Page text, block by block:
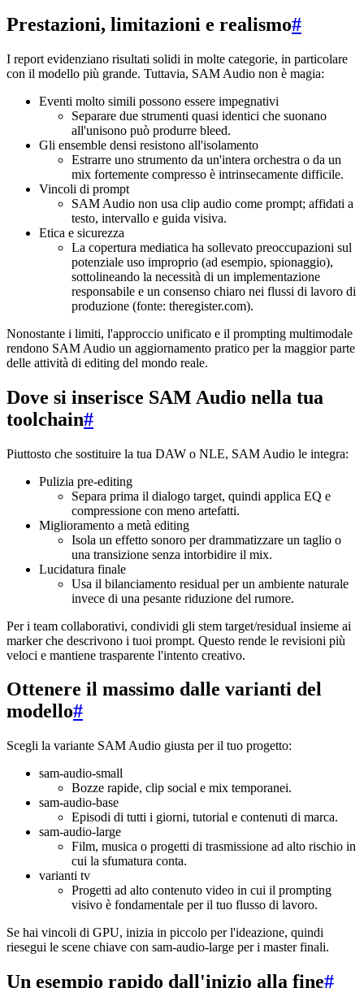
Prestazioni, limitazioni e realismo#
I report evidenziano risultati solidi in molte categorie, in particolare
con il modello più grande. Tuttavia, SAM Audio non è magia:
Eventi molto simili possono essere impegnativi
Separare due strumenti quasi identici che suonano
all'unisono può produrre bleed.
Gli ensemble densi resistono all'isolamento
Estrarre uno strumento da un'intera orchestra o da un
mix fortemente compresso è intrinsecamente difficile.
Vincoli di prompt
SAM Audio non usa clip audio come prompt; affidati a
testo, intervallo e guida visiva.
Etica e sicurezza
La copertura mediatica ha sollevato preoccupazioni sul
potenziale uso improprio (ad esempio, spionaggio),
sottolineando la necessità di un implementazione
responsabile e un consenso chiaro nei flussi di lavoro di
produzione (fonte: theregister.com).
Nonostante i limiti, l'approccio unificato e il prompting multimodale
rendono SAM Audio un aggiornamento pratico per la maggior parte
delle attività di editing del mondo reale.
Dove si inserisce SAM Audio nella tua
toolchain#
Piuttosto che sostituire la tua DAW o NLE, SAM Audio le integra:
Pulizia pre-editing
Separa prima il dialogo target, quindi applica EQ e
compressione con meno artefatti.
Miglioramento a metà editing
Isola un effetto sonoro per drammatizzare un taglio o
una transizione senza intorbidire il mix.
Lucidatura finale
Usa il bilanciamento residual per un ambiente naturale
invece di una pesante riduzione del rumore.
Per i team collaborativi, condividi gli stem target/residual insieme ai
marker che descrivono i tuoi prompt. Questo rende le revisioni più
veloci e mantiene trasparente l'intento creativo.
Ottenere il massimo dalle varianti del
modello#
Scegli la variante SAM Audio giusta per il tuo progetto:
sam-audio-small
Bozze rapide, clip social e mix temporanei.
sam-audio-base
Episodi di tutti i giorni, tutorial e contenuti di marca.
sam-audio-large
Film, musica o progetti di trasmissione ad alto rischio in
cui la sfumatura conta.
varianti tv
Progetti ad alto contenuto video in cui il prompting
visivo è fondamentale per il tuo flusso di lavoro.
Se hai vincoli di GPU, inizia in piccolo per l'ideazione, quindi
riesegui le scene chiave con sam-audio-large per i master finali.
Un esempio rapido dall'inizio alla fine#